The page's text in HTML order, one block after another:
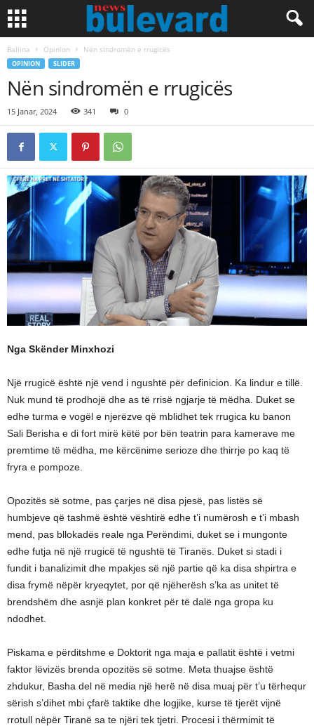
Ballina Opinion Nën sindromën e rrugicës
OPINION SLIDER
Nën sindromën e rrugicës
15 Janar, 2024 341 0
Nga Skënder Minxhozi
Një rrugicë është një vend i ngushtë për definicion. Ka lindur e tillë.
Nuk mund të prodhojë dhe as të rrisë ngjarje të mëdha. Duket se
edhe turma e vogël e njerëzve që mblidhet tek rrugica ku banon
Sali Berisha e di fort mirë këtë por bën teatrin para kamerave me
premtime të mëdha, me kërcënime serioze dhe thirrje po kaq të
fryra e pompoze.
Opozitës së sotme, pas çarjes në disa pjesë, pas listës së
humbjeve që tashmë është vështirë edhe t’i numërosh e t’i mbash
mend, pas bllokadës reale nga Perëndimi, duket se i mungonte
edhe futja në një rrugicë të ngushtë të Tiranës. Duket si stadi i
fundit i banalizimit dhe mpakjes së një partie që ka disa shpirtra e
disa frymë nëpër kryeqytet, por që njëherësh s’ka as unitet të
brendshëm dhe asnjë plan konkret për të dalë nga gropa ku
ndodhet.
Piskama e përditshme e Doktorit nga maja e pallatit është i vetmi
faktor lëvizës brenda opozitës së sotme. Meta thuajse është
zhdukur, Basha del në media një herë në disa muaj për t’u tërhequr
sërish s’dihet mbi çfarë taktike dhe logjike, kurse të tjerët vijnë
rrotull nëpër Tiranë sa te njëri tek tjetri. Procesi i thërmimit të